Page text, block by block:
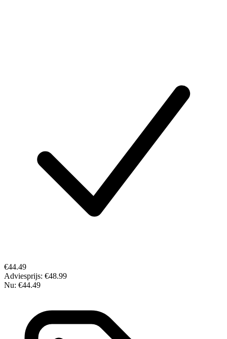
€44.49
Adviesprijs: €48.99
Nu: €44.49